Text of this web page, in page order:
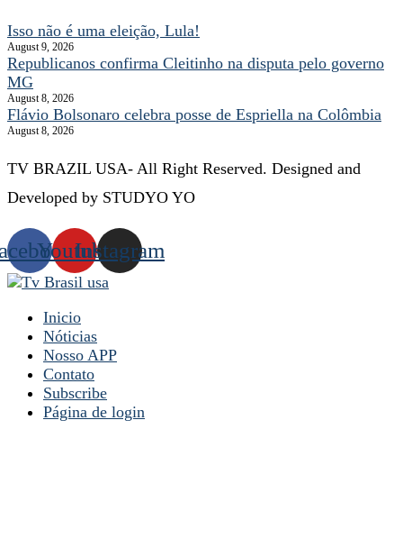
Isso não é uma eleição, Lula!
August 9, 2026
Republicanos confirma Cleitinho na disputa pelo governo
MG
August 8, 2026
Flávio Bolsonaro celebra posse de Espriella na Colômbia
August 8, 2026
TV BRAZIL USA- All Right Reserved. Designed and
Developed by STUDYO YO
YoutubeInstagram
Inicio
Nóticias
Nosso APP
Contato
Subscribe
Página de login